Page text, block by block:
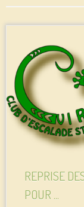
REPRISE
POUR ...